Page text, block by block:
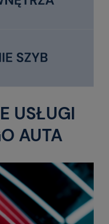
USŁUGI
AUTA